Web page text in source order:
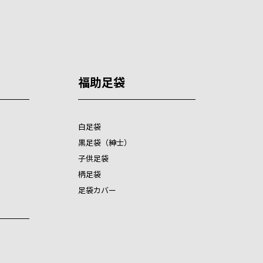
福助足袋
白足袋
黒足袋（紳士）
子供足袋
柄足袋
足袋カバー